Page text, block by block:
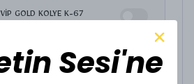
VİP GOLD KOLYE K-67
KOLYE UCU SEÇİNİZ.Sesi'ne